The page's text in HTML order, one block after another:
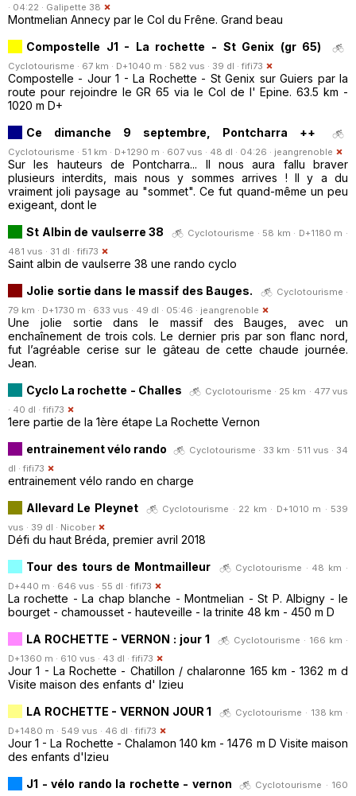
· 04:22 · Galipette 38
Montmelian Annecy par le Col du Frêne. Grand beau
Compostelle J1 - La rochette - St Genix (gr 65)
Cyclotourisme · 67 km · D+1040 m · 582 vus · 39 dl · fifi73
Compostelle - Jour 1 - La Rochette - St Genix sur Guiers par la
route pour rejoindre le GR 65 via le Col de l' Epine. 63.5 km -
1020 m D+
Ce dimanche 9 septembre, Pontcharra ++
Cyclotourisme · 51 km · D+1290 m · 607 vus · 48 dl · 04:26 · jeangrenoble
Sur les hauteurs de Pontcharra... Il nous aura fallu braver
plusieurs interdits, mais nous y sommes arrives ! Il y a du
vraiment joli paysage au "sommet". Ce fut quand-même un peu
exigeant, dont le
St Albin de vaulserre 38
Cyclotourisme · 58 km · D+1180 m ·
481 vus · 31 dl · fifi73
Saint albin de vaulserre 38 une rando cyclo
Jolie sortie dans le massif des Bauges.
Cyclotourisme ·
79 km · D+1730 m · 633 vus · 49 dl · 05:46 · jeangrenoble
Une jolie sortie dans le massif des Bauges, avec un
enchaînement de trois cols. Le dernier pris par son flanc nord,
fut l’agréable cerise sur le gâteau de cette chaude journée.
Jean.
Cyclo La rochette - Challes
Cyclotourisme · 25 km · 477 vus
· 40 dl · fifi73
1ere partie de la 1ère étape La Rochette Vernon
entrainement vélo rando
Cyclotourisme · 33 km · 511 vus · 34
dl · fifi73
entrainement vélo rando en charge
Allevard Le Pleynet
Cyclotourisme · 22 km · D+1010 m · 539
vus · 39 dl · Nicober
Défi du haut Bréda, premier avril 2018
Tour des tours de Montmailleur
Cyclotourisme · 48 km ·
D+440 m · 646 vus · 55 dl · fifi73
La rochette - La chap blanche - Montmelian - St P. Albigny - le
bourget - chamousset - hauteveille - la trinite 48 km - 450 m D
LA ROCHETTE - VERNON : jour 1
Cyclotourisme · 166 km ·
D+1360 m · 610 vus · 43 dl · fifi73
Jour 1 - La Rochette - Chatillon / chalaronne 165 km - 1362 m d
Visite maison des enfants d' Izieu
LA ROCHETTE - VERNON JOUR 1
Cyclotourisme · 138 km ·
D+1480 m · 549 vus · 46 dl · fifi73
Jour 1 - La Rochette - Chalamon 140 km - 1476 m D Visite maison
des enfants d'Izieu
J1 - vélo rando la rochette - vernon
Cyclotourisme · 160